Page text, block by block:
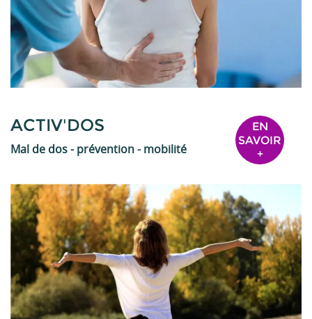
ACTIV'DOS
Mal de dos - prévention - mobilité
EN
SAVOIR
+